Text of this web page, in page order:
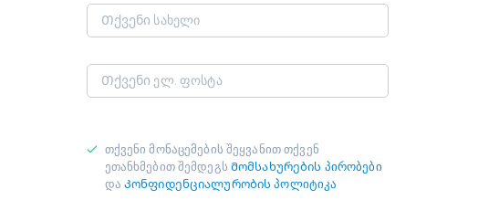
თქვენი მონაცემების შეყვანით თქვენ
ეთანხმებით შემდეგს Მომსახურების პირობები
და Კონფიდენციალურობის პოლიტიკა